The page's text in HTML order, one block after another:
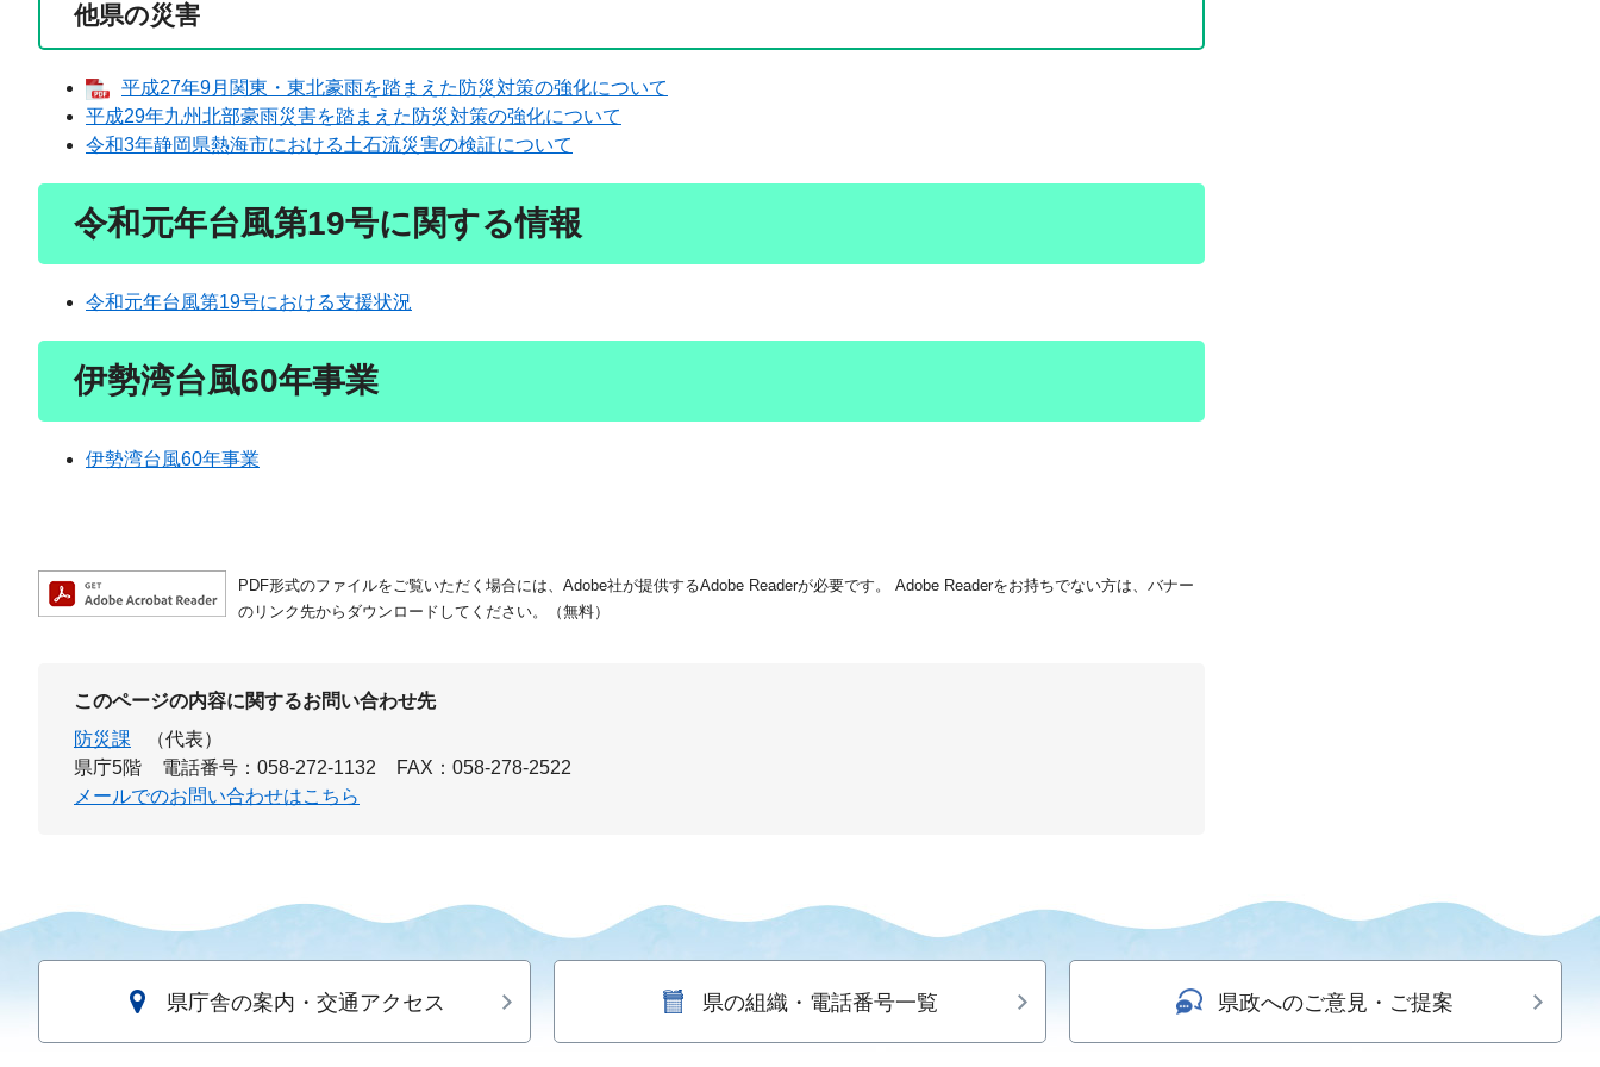
他県の災害
平成27年9月関東・東北豪雨を踏まえた防災対策の強化について
平成29年九州北部豪雨災害を踏まえた防災対策の強化について
令和3年静岡県熱海市における土石流災害の検証について
令和元年台風第19号に関する情報
令和元年台風第19号における支援状況
伊勢湾台風60年事業
伊勢湾台風60年事業
PDF形式のファイルをご覧いただく場合には、Adobe社が提供するAdobe Readerが必要です。
Adobe Readerをお持ちでない方は、バナー
のリンク先からダウンロードしてください。（無料）
このページの内容に関するお問い合わせ先
防災課
（代表）
県庁5階
電話番号：058-272-1132
FAX：058-278-2522
メールでのお問い合わせはこちら
県庁舎の案内・交通アクセス 県の組織・電話番号一覧 県政へのご意見・ご提案